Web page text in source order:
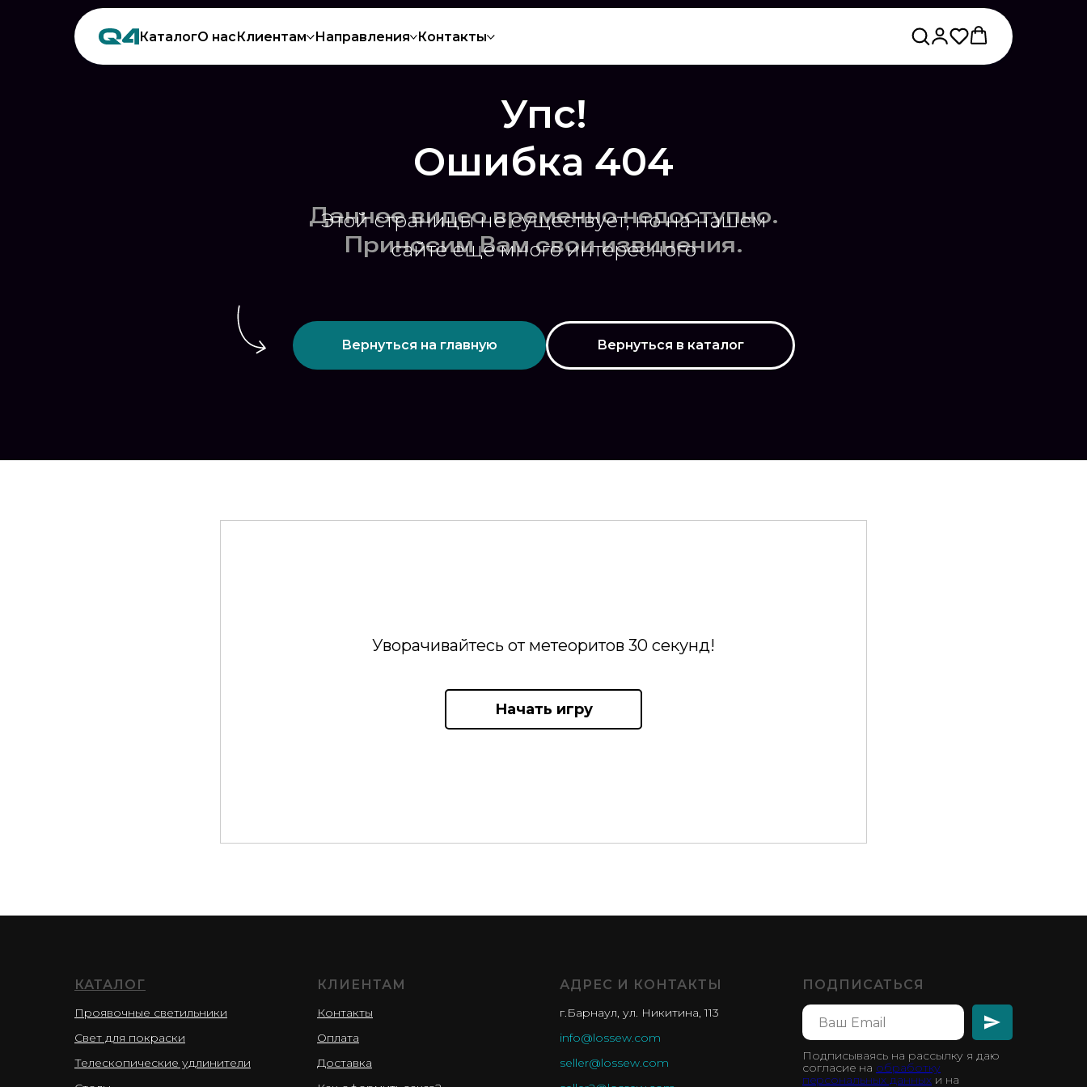
КаталогО насКлиентам Направления Контакты
Упс!
Ошибка 404
Этой страницы не существует, но на нашем
сайте еще много интересного
Вернуться на главную Вернуться в каталог
Уворачивайтесь от метеоритов 30 секунд!
Начать игру
КАТАЛОГ
Проявочные светильники
Свет для покраски
Телескопические удлинители
КЛИЕНТАМ
Контакты
Оплата
Доставка
АДРЕС И КОНТАКТЫ
г.Барнаул, ул. Никитина, 113
info@lossew.com
seller@lossew.com
ПОДПИСАТЬСЯ
Подписываясь на рассылку я даю
согласие на обработку
персональных данных и на